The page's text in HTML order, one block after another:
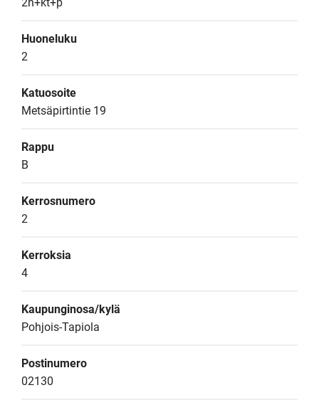
Huoneluku
2
Katuosoite
Metsäpirtintie 19
Rappu
B
Kerrosnumero
2
Kerroksia
4
Kaupunginosa/kylä
Pohjois-Tapiola
Postinumero
02130